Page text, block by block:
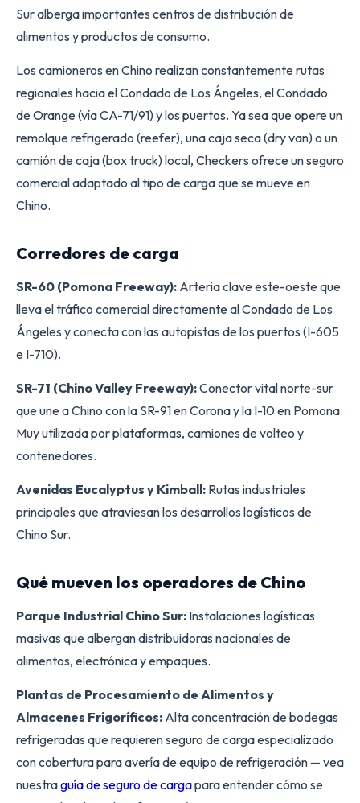
Sur alberga importantes centros de distribución de
alimentos y productos de consumo.
Los camioneros en Chino realizan constantemente rutas
regionales hacia el Condado de Los Ángeles, el Condado
de Orange (vía CA-71/91) y los puertos. Ya sea que opere un
remolque refrigerado (reefer), una caja seca (dry van) o un
camión de caja (box truck) local, Checkers ofrece un seguro
comercial adaptado al tipo de carga que se mueve en
Chino.
Corredores de carga
SR-60 (Pomona Freeway): Arteria clave este-oeste que
lleva el tráfico comercial directamente al Condado de Los
Ángeles y conecta con las autopistas de los puertos (I-605
e I-710).
SR-71 (Chino Valley Freeway):Conector vital norte-sur
que une a Chino con la SR-91 en Corona y la I-10 en Pomona.
Muy utilizada por plataformas, camiones de volteo y
contenedores.
Avenidas Eucalyptus y Kimball: Rutas industriales
principales que atraviesan los desarrollos logísticos de
Chino Sur.
Qué mueven los operadores de Chino
Parque Industrial Chino Sur: Instalaciones logísticas
masivas que albergan distribuidoras nacionales de
alimentos, electrónica y empaques.
Plantas de Procesamiento de Alimentos y
Almacenes Frigoríficos: Alta concentración de bodegas
refrigeradas que requieren seguro de carga especializado
con cobertura para avería de equipo de refrigeración — vea
nuestraguía de seguro de cargapara entender cómo se